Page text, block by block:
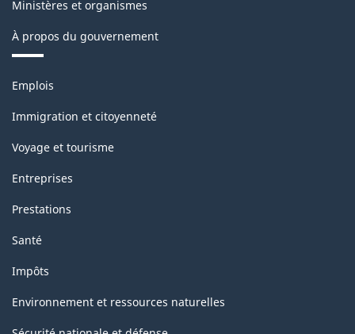
Ministères et organismes
À propos du gouvernement
Thèmes
sujets
Emplois
Immigration et citoyenneté
Voyage et tourisme
Entreprises
Prestations
Santé
Impôts
Environnement et ressources naturelles